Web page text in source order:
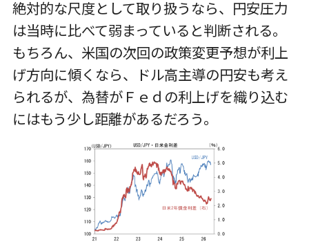
絶対的な尺度として取り扱うなら、円安圧力
は当時に比べて弱まっていると判断される。
もちろん、米国の次回の政策変更予想が利上
げ方向に傾くなら、ドル高主導の円安も考え
られるが、為替がＦｅｄの利上げを織り込む
にはもう少し距離があるだろう。